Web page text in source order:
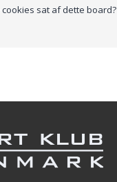
sat af dette board?